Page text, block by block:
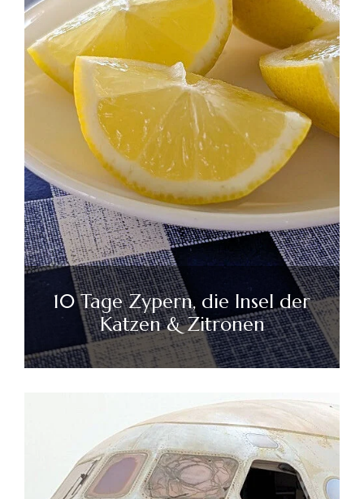
10 Tage Zypern, die Insel der
Katzen & Zitronen